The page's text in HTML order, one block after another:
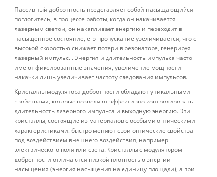
Пассивный добротность представляет собой насыщающийся
поглотитель, в процессе работы, когда он накачивается
лазерным светом, он накапливает энергию и переходит в
насыщенное состояние, его пропускание увеличивается, что с
высокой скоростью снижает потери в резонаторе, генерируя
лазерный импульс. . Энергия и длительность импульса часто
имеют фиксированные значения, увеличение мощности
накачки лишь увеличивает частоту следования импульсов.
Кристаллы модулятора добротности обладают уникальными
свойствами, которые позволяют эффективно контролировать
длительность лазерного импульса и выходную энергию. Эти
кристаллы, состоящие из материалов с особыми оптическими
характеристиками, быстро меняют свои оптические свойства
под воздействием внешнего воздействия, например
электрического поля или света. Кристаллы с модулятором
добротности отличаются низкой плотностью энергии
насыщения (энергия насыщения на единицу площади), а при